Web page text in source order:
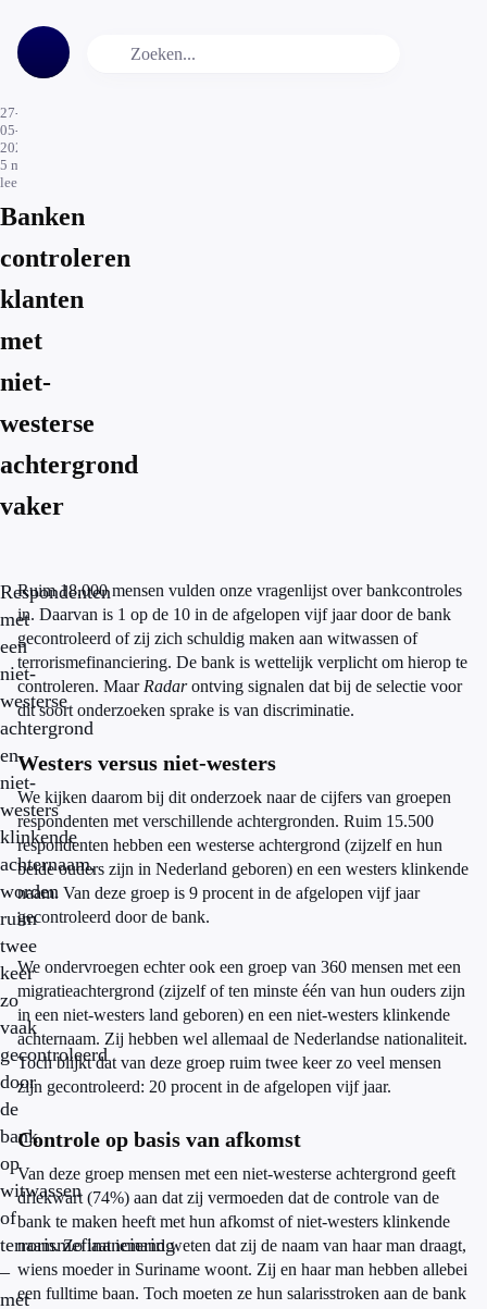
27-
05-
2024
5 min.
leestijd
Banken
controleren
klanten
met
niet-
westerse
achtergrond
vaker
Respondenten
met
een
niet-
westerse
achtergrond
en
niet-
westers
klinkende
achternaam,
worden
ruim
twee
keer
zo
vaak
gecontroleerd
door
de
bank
op
witwassen
of
terrorismefinanciering
–
met
Ruim 18.000 mensen vulden onze vragenlijst over bankcontroles
in. Daarvan is 1 op de 10 in de afgelopen vijf jaar door de bank
gecontroleerd of zij zich schuldig maken aan witwassen of
terrorismefinanciering. De bank is wettelijk verplicht om hierop te
controleren. Maar Radarontving signalen dat bij de selectie voor
dit soort onderzoeken sprake is van discriminatie.
Westers versus niet-westers
We kijken daarom bij dit onderzoek naar de cijfers van groepen
respondenten met verschillende achtergronden. Ruim 15.500
respondenten hebben een westerse achtergrond (zijzelf en hun
beide ouders zijn in Nederland geboren) en een westers klinkende
naam. Van deze groep is 9 procent in de afgelopen vijf jaar
gecontroleerd door de bank.
We ondervroegen echter ook een groep van 360 mensen met een
migratieachtergrond (zijzelf of ten minste één van hun ouders zijn
in een niet-westers land geboren) en een niet-westers klinkende
achternaam. Zij hebben wel allemaal de Nederlandse nationaliteit.
Toch blijkt dat van deze groep ruim twee keer zo veel mensen
zijn gecontroleerd: 20 procent in de afgelopen vijf jaar.
Controle op basis van afkomst
Van deze groep mensen met een niet-westerse achtergrond geeft
driekwart (74%) aan dat zij vermoeden dat de controle van de
bank te maken heeft met hun afkomst of niet-westers klinkende
naam. Zo laat iemand weten dat zij de naam van haar man draagt,
wiens moeder in Suriname woont. Zij en haar man hebben allebei
een fulltime baan. Toch moeten ze hun salarisstroken aan de bank